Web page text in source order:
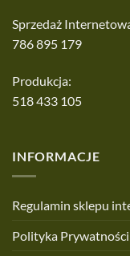
Sprzedaż
786 895 179
Produkcja:
518 433 105
INFORMACJE
Regulamin sklepu
Polityka Prywatności